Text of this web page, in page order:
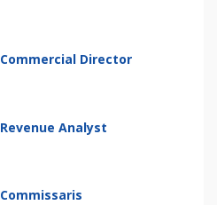
Commercial Director
Revenue Analyst
Commissaris